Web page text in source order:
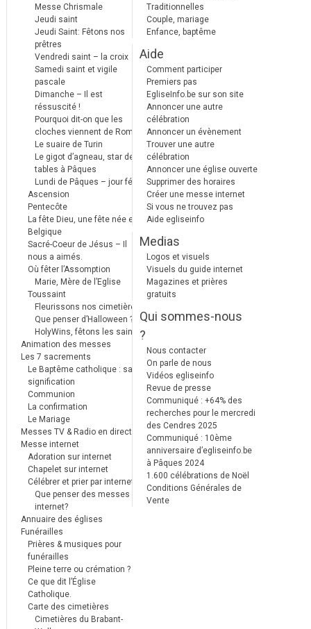
Messe Chrismale
Jeudi saint
Jeudi Saint: Fêtons nos
prêtres
Vendredi saint – la croix
Samedi saint et vigile
pascale
Dimanche – Il est
réssuscité !
Pourquoi dit-on que les
cloches viennent de Rome ?
Le suaire de Turin
Le gigot d’agneau, star des
tables à Pâques
Lundi de Pâques – jour férié
Ascension
Pentecôte
La fête Dieu, une fête née en
Belgique
Sacré-Coeur de Jésus – Il
nous a aimés.
Où fêter l’Assomption
Marie, Mère de l’Eglise
Toussaint
Fleurissons nos cimetières
Que penser d’Halloween ?
HolyWins, fêtons les saints !
Animation des messes
Les 7 sacrements
Le Baptême catholique : sa
signification
Communion
La confirmation
Le Mariage
Messes TV & Radio en direct
Messe internet
Adoration sur internet
Chapelet sur internet
Célébrer et prier par internet
Que penser des messes
internet?
Annuaire des églises
Funérailles
Prières & musiques pour
funérailles
Pleine terre ou crémation ?
Ce que dit l’Église
Catholique.
Carte des cimetières
Cimetières du Brabant-
Traditionnelles
Couple, mariage
Enfance, baptême
Aide
Comment participer
Premiers pas
EgliseInfo.be sur son site
Annoncer une autre
célébration
Annoncer un évènement
Trouver une autre
célébration
Annoncer une église ouverte
Supprimer des horaires
Créer une messe internet
Si vous ne trouvez pas
Aide egliseinfo
Medias
Logos et visuels
Visuels du guide internet
Magazines et prières
gratuits
Qui sommes-nous
?
Nous contacter
On parle de nous
Vidéos egliseinfo
Revue de presse
Communiqué : +64% des
recherches pour le mercredi
des Cendres 2025
Communiqué : 10ème
anniversaire d’egliseinfo.be
à Pâques 2024
1.600 célébrations de Noël
Conditions Générales de
Vente